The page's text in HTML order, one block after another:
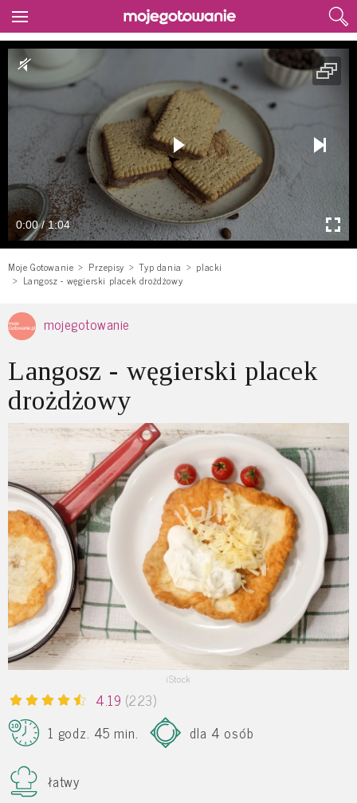
0:00 / 1:04
Moje Gotowanie Przepisy Typ dania
placki
Langosz - węgierski placek drożdżowy
mojegotowanie
Langosz - węgierski placek
drożdżowy
iStock
4.19 (223)
1 godz. 45 min.
dla 4 osób
łatwy